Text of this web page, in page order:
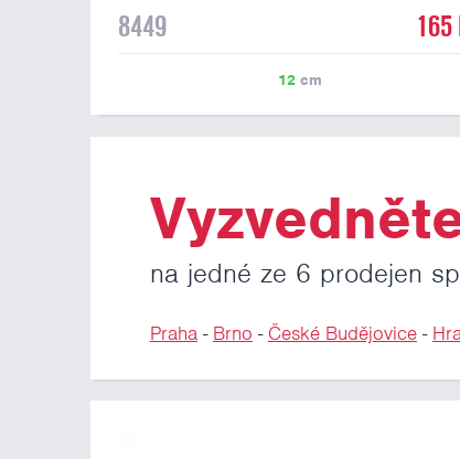
figurku hokejistů můžete přidat štítek s vlastním
Podklady pro výrobu štítku na tuto hokejovou figurku
8449 165
12cm
na jedné ze 6 prodejen
Praha- Brno - České Budějovice-